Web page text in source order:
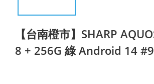
【台南橙市】SHARP
8 + 256G 綠 Android 14